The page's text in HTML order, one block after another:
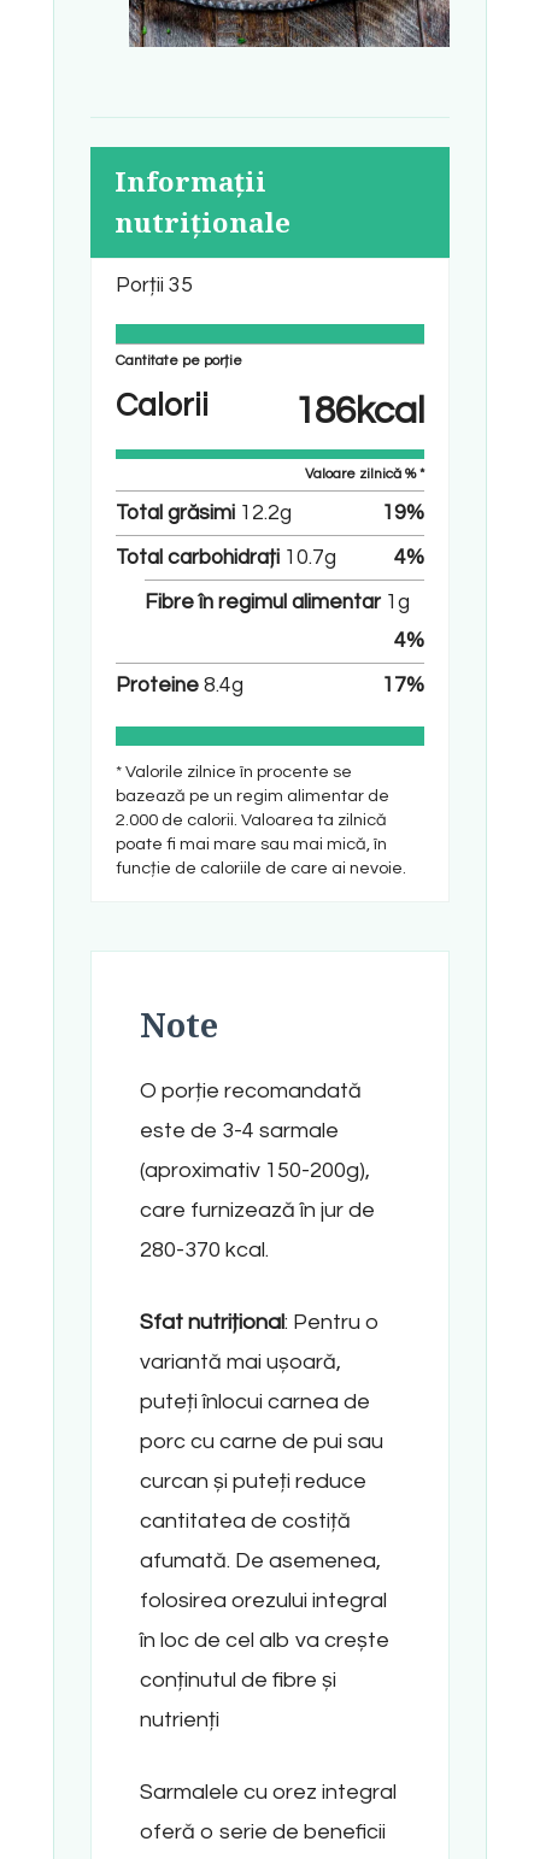
Informații
nutriționale
Porții 35
Cantitate pe porție
Calorii 186kcal
Valoare zilnică % *
Total grăsimi 12.2g 19%
Total carbohidrați 10.7g 4%
Fibre în regimul alimentar 1 g
4%
Proteine 8.4g 17%
* Valorile zilnice în procente se
bazează pe un regim alimentar de
2.000 de calorii. Valoarea ta zilnică
poate fi mai mare sau mai mică, în
funcție de caloriile de care ai nevoie.
Note
O porție recomandată
este de 3-4 sarmale
(aproximativ 150-200g),
care furnizează în jur de
280-370 kcal.
Sfat nutrițional: Pentru o
variantă mai ușoară,
puteți înlocui carnea de
porc cu carne de pui sau
curcan și puteți reduce
cantitatea de costiță
afumată. De asemenea,
folosirea orezului integral
în loc de cel alb va crește
conținutul de fibre și
nutrienți
Sarmalele cu orez integral
oferă o serie de beneficii